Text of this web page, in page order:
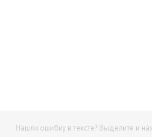
Нашли ошибку в тексте? Выделите и